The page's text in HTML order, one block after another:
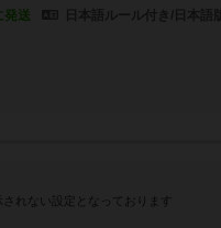
発送
れない設定となっております